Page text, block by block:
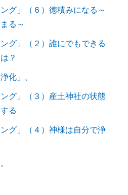
ング」の流れ
。「砂浴」でデトックス
）
。「砂浴」でデトックス
「天才バイオリニスト
聞くだけで身体が整えられ
部屋の波動が上がる♪
ず、必要な情報を受け取
グ」（６）徳積みになる～
る～
グ」（２）誰にでもできる
？
化」。
ング」（３）産土神社の状態
る
ング」（４）神様は自分で浄